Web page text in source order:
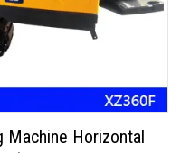
Machine Horizontal